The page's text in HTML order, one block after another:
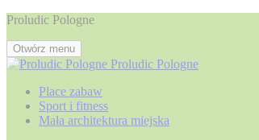
Proludic Pologne
Otwórz menu
Proludic Pologne
Place zabaw
Sport i fitness
Mała architektura miejska